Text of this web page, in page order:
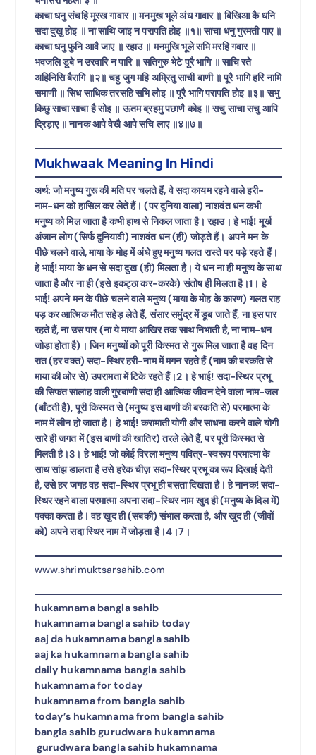
काचा धनु संचहि मूरख गावार ॥ मनमुख भूले अंध गावार ॥ बिखिआ कै धनि
सदा दुखु होइ ॥ ना साथि जाइ न परापति होइ ॥१॥ साचा धनु गुरमती पाए ॥
काचा धनु फुनि आवै जाए ॥ रहाउ ॥ मनमुखि भूले सभि मरहि गवार ॥
भवजलि डूबे न उरवारि न पारि ॥ सतिगुरु भेटे पूरै भागि ॥ साचि रते
अहिनिसि बैरागि ॥२॥ चहु जुग महि अम्रितु साची बाणी ॥ पूरै भागि हरि नामि
समाणी ॥ सिध साधिक तरसहि सभि लोइ ॥ पूरै भागि परापति होइ ॥३॥ सभु
किछु साचा साचा है सोइ ॥ ऊतम ब्रहमु पछाणै कोइ ॥ सचु साचा सचु आपि
द्रिड़ाए ॥ नानक आपे वेखै आपे सचि लाए ॥४॥७॥
Mukhwaak Meaning In Hindi
अर्थ: जो मनुष्य गुरू की मति पर चलते हैं, वे सदा कायम रहने वाले हरी-
नाम-धन को हासिल कर लेते हैं। (पर दुनिया वाला) नाशवंत धन कभी
मनुष्य को मिल जाता है कभी हाथ से निकल जाता है। रहाउ। हे भाई! मूर्ख
अंजान लोग (सिर्फ दुनियावी) नाशवंत धन (ही) जोड़ते हैं। अपने मन के
पीछे चलने वाले, माया के मोह में अंधे हुए मनुष्य गलत रास्ते पर पड़े रहते हैं।
हे भाई! माया के धन से सदा दुख (ही) मिलता है। ये धन ना ही मनुष्य के साथ
जाता है और ना ही (इसे इकट्ठा कर-करके) संतोष ही मिलता है।1। हे
भाई! अपने मन के पीछे चलने वाले मनुष्य (माया के मोह के कारण) गलत राह
पड़ कर आत्मिक मौत सहेड़ लेते हैं, संसार समुंद्र में डूब जाते हैं, ना इस पार
रहते हैं, ना उस पार (ना ये माया आखिर तक साथ निभाती है, ना नाम-धन
जोड़ा होता है)। जिन मनुष्यों को पूरी किस्मत से गुरू मिल जाता है वह दिन
रात (हर वक्त) सदा-स्थिर हरी-नाम में मगन रहते हैं (नाम की बरकति से
माया की ओर से) उपरामता में टिके रहते हैं।2। हे भाई! सदा-स्थिर प्रभू
की सिफत सालाह वाली गुरबाणी सदा ही आत्मिक जीवन देने वाला नाम-जल
(बाँटती है), पूरी किस्मत से (मनुष्य इस बाणी की बरकति से) परमात्मा के
नाम में लीन हो जाता है। हे भाई! करामाती योगी और साधना करने वाले योगी
सारे ही जगत में (इस बाणी की खातिर) तरले लेते हैं, पर पूरी किस्मत से
मिलती है।3। हे भाई! जो कोई विरला मनुष्य पवित्र-स्वरूप परमात्मा के
साथ सांझ डालता है उसे हरेक चीज़ सदा-स्थिर प्रभू का रूप दिखाई देती
है, उसे हर जगह वह सदा-स्थिर प्रभू ही बसता दिखता है। हे नानक! सदा-
स्थिर रहने वाला परमात्मा अपना सदा-स्थिर नाम खुद ही (मनुष्य के दिल में)
पक्का करता है। वह खुद ही (सबकी) संभाल करता है, और खुद ही (जीवों
को) अपने सदा स्थिर नाम में जोड़ता है।4।7।
www.shrimuktsarsahib.com
hukamnama bangla sahib
hukamnama bangla sahib today
aaj da hukamnama bangla sahib
aaj ka hukamnama bangla sahib
daily hukamnama bangla sahib
hukamnama for today
hukamnama from bangla sahib
today’s hukamnama from bangla sahib
bangla sahib gurudwara hukamnama
gurudwara bangla sahib hukamnama